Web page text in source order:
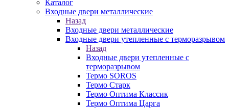
Каталог
Входные двери металлические
Назад
Входные двери металлические
Входные двери утепленные с терморазрывом
Назад
Входные двери утепленные с
терморазрывом
Термо SOROS
Термо Старк
Термо Оптима Классик
Термо Оптима Царга